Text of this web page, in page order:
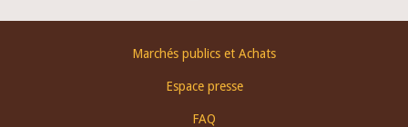
Marchés publics et Achats
Espace presse
FAQ